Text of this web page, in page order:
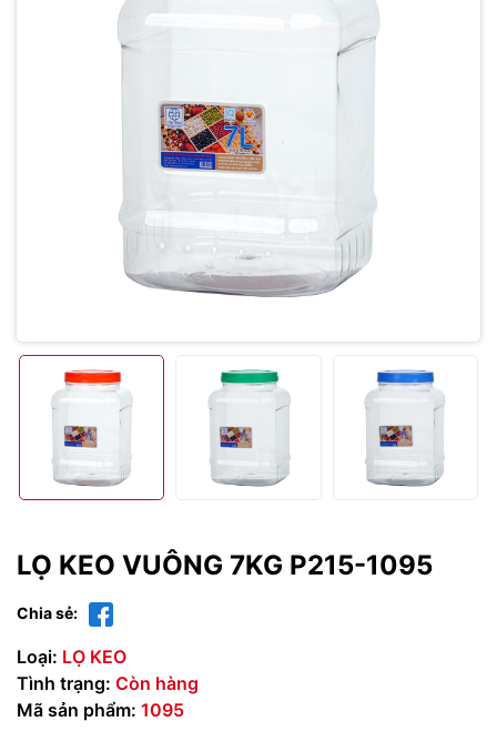
LỌ KEO VUÔNG 7KG P215-1095
Chia sẻ:
Loại: LỌ KEO
Tình trạng: Còn hàng
Mã sản phẩm: 1095